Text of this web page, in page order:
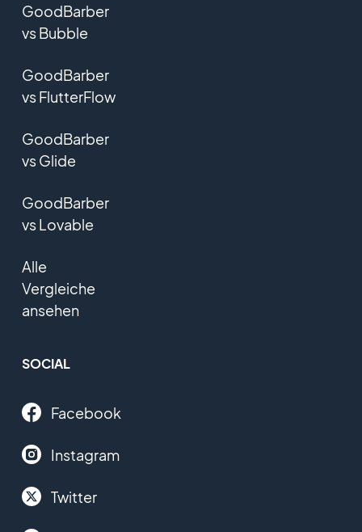
GoodBarber
vs Bubble
GoodBarber
vs FlutterFlow
GoodBarber
vs Glide
GoodBarber
vs Lovable
Alle
Vergleiche
ansehen
SOCIAL
Facebook
Instagram
Twitter